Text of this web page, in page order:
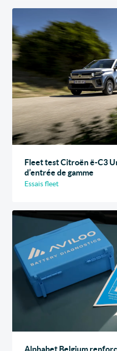
Fleet test Citroën ë-C3
d’entrée de gamme
Essais fleet
Alphabet Belgium